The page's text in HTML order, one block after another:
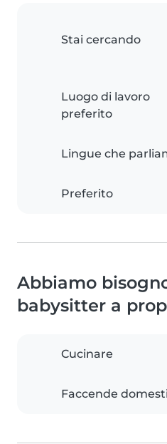
Stai cercando
Luogo di lavoro
preferito
Lingue che
Preferito
Abbiamo
babysitter a
Cucinare
Faccende